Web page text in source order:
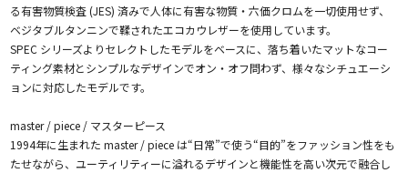
る有害物質検査 (JES) 済みで人体に有害な物質・六価クロムを一切使用せず、
ベジタブルタンニンで鞣されたエコカウレザーを使用しています。
SPEC シリーズよりセレクトしたモデルをベースに、落ち着いたマットなコー
ティング素材とシンプルなデザインでオン・オフ問わず、様々なシチュエーシ
ョンに対応したモデルです。
master / piece / マスターピース
1994年に生まれた master / piece は“日常”で使う“目的”をファッション性をも
たせながら、ユーティリティーに溢れるデザインと機能性を高い次元で融合し